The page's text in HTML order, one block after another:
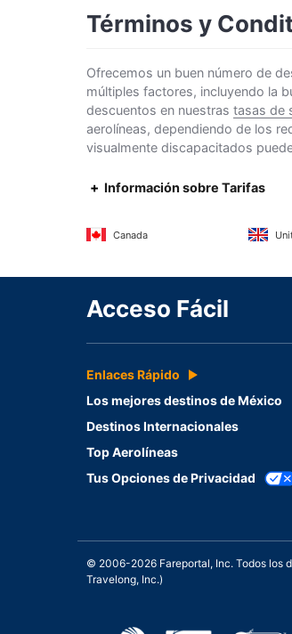
Términos y
Ofrecemos un buen número de
múltiples factores, incluyendo la
descuentos en nuestras tasas de
aerolíneas, dependiendo de los
visualmente discapacitados
Información sobre Tarifas
Canada
Acceso Fácil
Enlaces Rápido
Los mejores destinos de México
Destinos Internacionales
Top Aerolíneas
Tus Opciones de Privacidad
© 2006-2026 Fareportal, Inc. Todos los
Travelong, Inc.)